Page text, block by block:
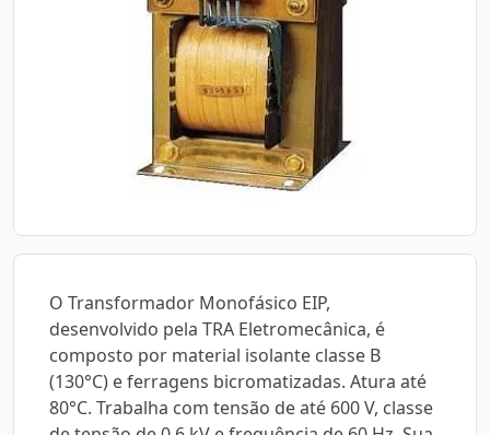
O Transformador Monofásico EIP,
desenvolvido pela TRA Eletromecânica, é
composto por material isolante classe B
(130°C) e ferragens bicromatizadas. Atura até
80°C. Trabalha com tensão de até 600 V, classe